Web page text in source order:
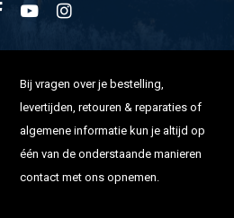
Bij vragen over je bestelling,
levertijden, retouren & reparaties of
algemene informatie kun je altijd op
één van de onderstaande manieren
contact met ons opnemen.